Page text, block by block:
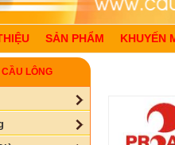
SẢN PHẨM KHUYẾN
CẦU LÔNG